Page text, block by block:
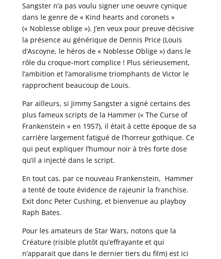
Sangster n’a pas voulu signer une oeuvre cynique
dans le genre de « Kind hearts and coronets »
(« Noblesse oblige »). J’en veux pour preuve décisive
la présence au générique de Dennis Price (Louis
d’Ascoyne, le héros de « Noblesse Oblige ») dans le
rôle du croque-mort complice ! Plus sérieusement,
l’ambition et l’amoralisme triomphants de Victor le
rapprochent beaucoup de Louis.
Par ailleurs, si Jimmy Sangster a signé certains des
plus fameux scripts de la Hammer (« The Curse of
Frankenstein » en 1957), il était à cette époque de sa
carrière largement fatigué de l’horreur gothique. Ce
qui peut expliquer l’humour noir à très forte dose
qu’il a injecté dans le script.
En tout cas, par ce nouveau Frankenstein, Hammer
a tenté de toute évidence de rajeunir la franchise.
Exit donc Peter Cushing, et bienvenue au playboy
Raph Bates.
Pour les amateurs de Star Wars, notons que la
Créature (risible plutôt qu’effrayante et qui
n’apparait que dans le dernier tiers du film) est ici